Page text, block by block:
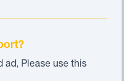
ad, Please use this